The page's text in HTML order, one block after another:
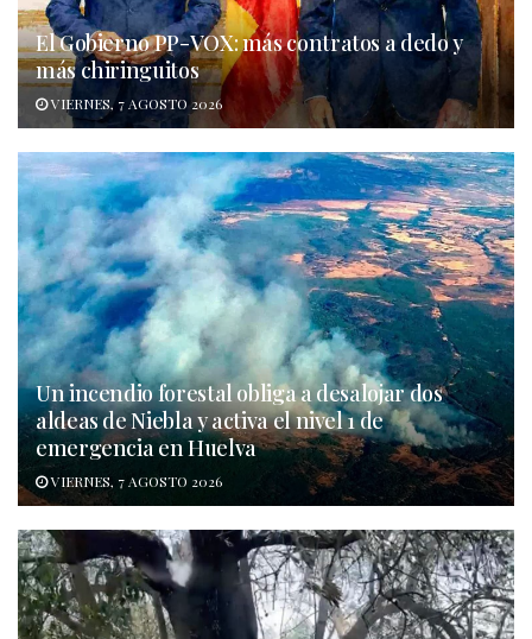
El Gobierno PP-VOX: más contratos a dedo y
más chiringuitos
VIERNES, 7 AGOSTO 2026
Un incendio forestal obliga a desalojar dos
aldeas de Niebla y activa el nivel 1 de
emergencia en Huelva
VIERNES, 7 AGOSTO 2026